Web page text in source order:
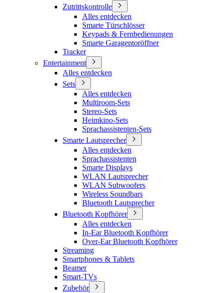
Zutrittskontrolle
Alles entdecken
Smarte Türschlösser
Keypads & Fernbedienungen
Smarte Garagentoröffner
Tracker
Entertainment
Alles entdecken
Sets
Alles entdecken
Multiroom-Sets
Stereo-Sets
Heimkino-Sets
Sprachassistenten-Sets
Smarte Lautsprecher
Alles entdecken
Sprachassistenten
Smarte Displays
WLAN Lautsprecher
WLAN Subwoofers
Wireless Soundbars
Bluetooth Lautsprecher
Bluetooth Kopfhörer
Alles entdecken
In-Ear Bluetooth Kopfhörer
Over-Ear Bluetooth Kopfhörer
Streaming
Smartphones & Tablets
Beamer
Smart-TVs
Zubehör